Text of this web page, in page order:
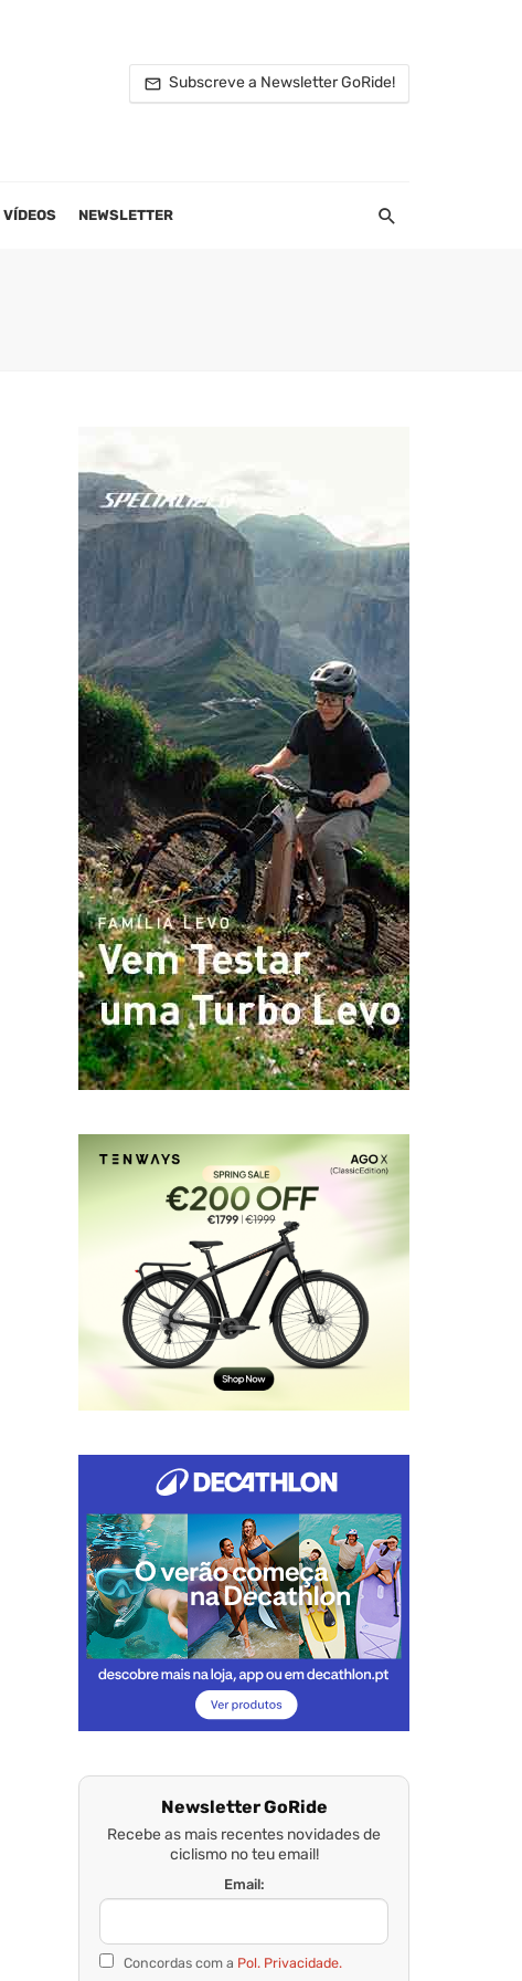
Subscreve a Newsletter GoRide!
VÍDEOS NEWSLETTER
Newsletter GoRide
Recebe as mais recentes novidades de
ciclismo no teu email!
Email:
Concordas com a Pol. Privacidade.